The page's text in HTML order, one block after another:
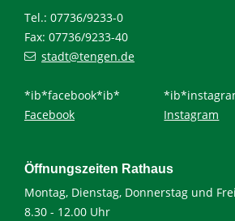
Tel.: 07736/9233-0
Fax: 07736/9233-40
stadt@tengen.de
*ib*facebook*ib*
Facebook
Instagram
Öffnungszeiten Rathaus
Montag, Dienstag, Donnerstag und
8.30 - 12.00 Uhr